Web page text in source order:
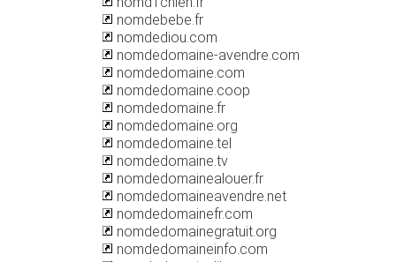
nomdebebe.fr
nomdediou.com
nomdedomaine-avendre.com
nomdedomaine.com
nomdedomaine.coop
nomdedomaine.fr
nomdedomaine.org
nomdedomaine.tel
nomdedomaine.tv
nomdedomainealouer.fr
nomdedomaineavendre.net
nomdedomainefr.com
nomdedomainegratuit.org
nomdedomaineinfo.com